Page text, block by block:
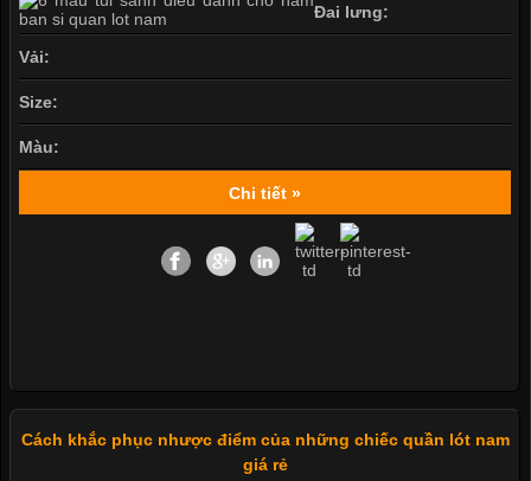
Đai lưng:
Vải:
Size:
Màu:
Chi tiết »
Cách khắc phục nhược điểm của những chiếc quần lót nam
giá rẻ